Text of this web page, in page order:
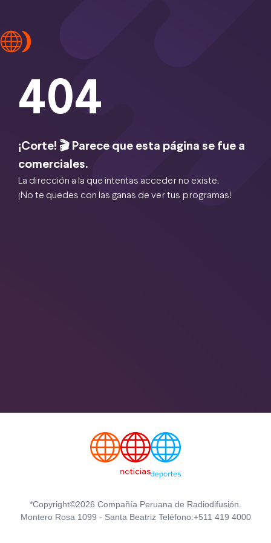
404
¡Corte! 🎬 Parece que esta página se fue a
comerciales.
La dirección a la que intentas acceder no existe.
¡No te quedes con las ganas de ver tus programas!
*Copyright©2026 Compañía Peruana de Radiodifusión.
Montero Rosa 1099 - Santa Beatriz Teléfono:+511 419 4000